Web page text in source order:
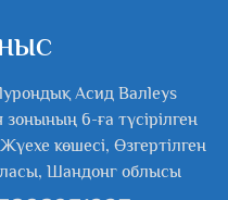
Асид Валleys
6-ға түсірілген
көшесі, Өзгертілген
Шандонг облысы